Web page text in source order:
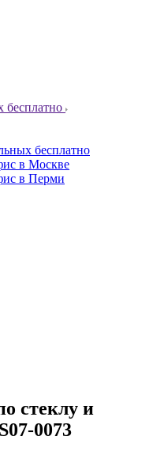
бесплатно
бесплатно
в Москве
в Перми
стеклу и
0073